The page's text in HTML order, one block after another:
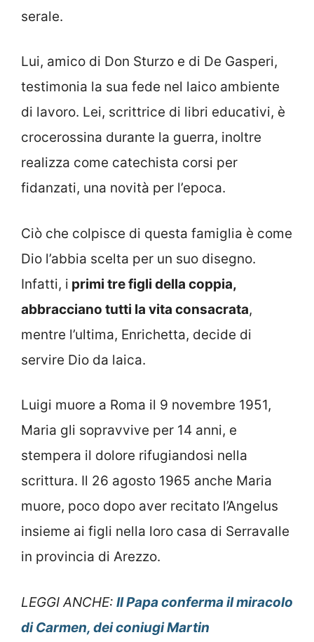
serale.
Lui, amico di Don Sturzo e di De Gasperi,
testimonia la sua fede nel laico ambiente
di lavoro. Lei, scrittrice di libri educativi, è
crocerossina durante la guerra, inoltre
realizza come catechista corsi per
fidanzati, una novità per l’epoca.
Ciò che colpisce di questa famiglia è come
Dio l’abbia scelta per un suo disegno.
Infatti, i primi tre figli della coppia,
abbracciano tutti la vita consacrata,
mentre l’ultima, Enrichetta, decide di
servire Dio da laica.
Luigi muore a Roma il 9 novembre 1951,
Maria gli sopravvive per 14 anni, e
stempera il dolore rifugiandosi nella
scrittura. Il 26 agosto 1965 anche Maria
muore, poco dopo aver recitato l’Angelus
insieme ai figli nella loro casa di Serravalle
in provincia di Arezzo.
LEGGI ANCHE: Il Papa conferma il miracolo
di Carmen, dei coniugi Martin